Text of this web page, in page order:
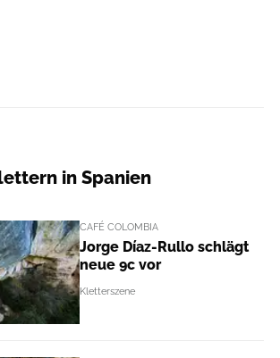
in Spanien
CAFÉ COLOMBIA
Jorge Díaz-Rullo schlägt
neue 9c vor
Kletterszene